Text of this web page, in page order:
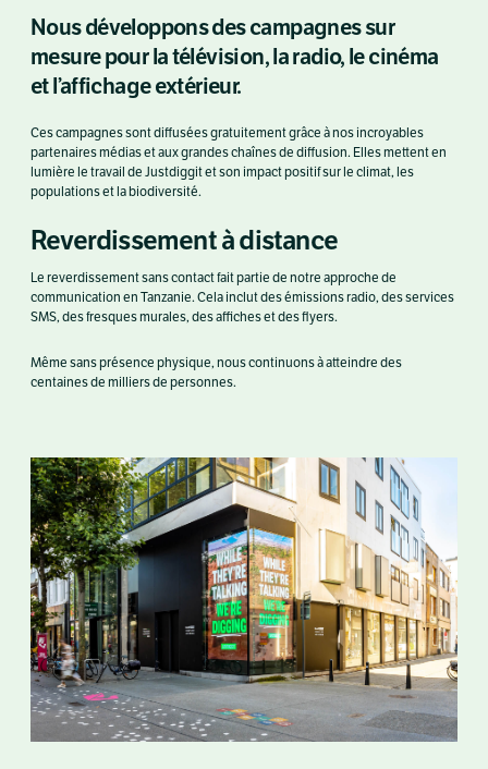
Nous développons des campagnes sur
mesure pour la télévision, la radio, le cinéma
et l’affichage extérieur.
Ces campagnes sont diffusées gratuitement grâce à nos incroyables
partenaires médias et aux grandes chaînes de diffusion. Elles mettent en
lumière le travail de Justdiggit et son impact positif sur le climat, les
populations et la biodiversité.
Reverdissement à distance
Le reverdissement sans contact fait partie de notre approche de
communication en Tanzanie. Cela inclut des émissions radio, des services
SMS, des fresques murales, des affiches et des flyers.
Même sans présence physique, nous continuons à atteindre des
centaines de milliers de personnes.